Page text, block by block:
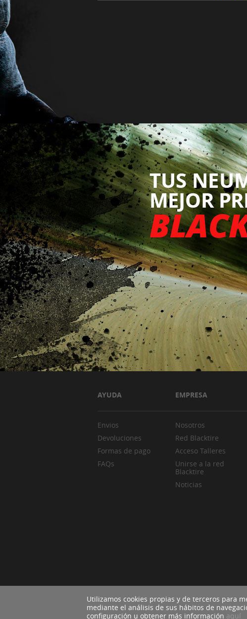
AYUDA EMPRESA
Envios
Devoluciones
Formas de pago
FAQs
Nosotros
Red Blacktire
Acceso Talleres
Unirse a la red
Blacktire
Noticias
Utilizamos cookies propias y de terceros para
mediante el análisis de sus hábitos de
configuración u obtener más información aquí